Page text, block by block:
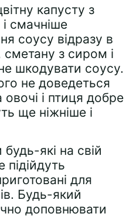
капусту з
смачніше
соусу відразу в
з сиром і
шкодувати соусу.
не доведеться
і птиця добре
ще ніжніше і
які на свій
для
Будь-який
доповнювати